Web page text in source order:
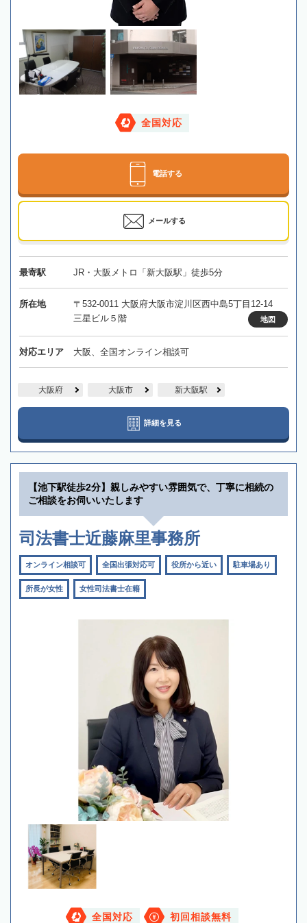
全国対応
電話する
メールする
最寄駅 JR・大阪メトロ「新大阪駅」徒歩5分
所在地
〒532-0011 大阪府大阪市淀川区西中島5丁目12-14
三星ビル５階
地図
対応エリア 大阪、全国オンライン相談可
大阪府 大阪市 新大阪駅
詳細を見る
【池下駅徒歩2分】親しみやすい雰囲気で、丁寧に相続の
ご相談をお伺いいたします
司法書士近藤麻里事務所
オンライン相談可 全国出張対応可 役所から近い 駐車場あり
所長が女性 女性司法書士在籍
全国対応 初回相談無料